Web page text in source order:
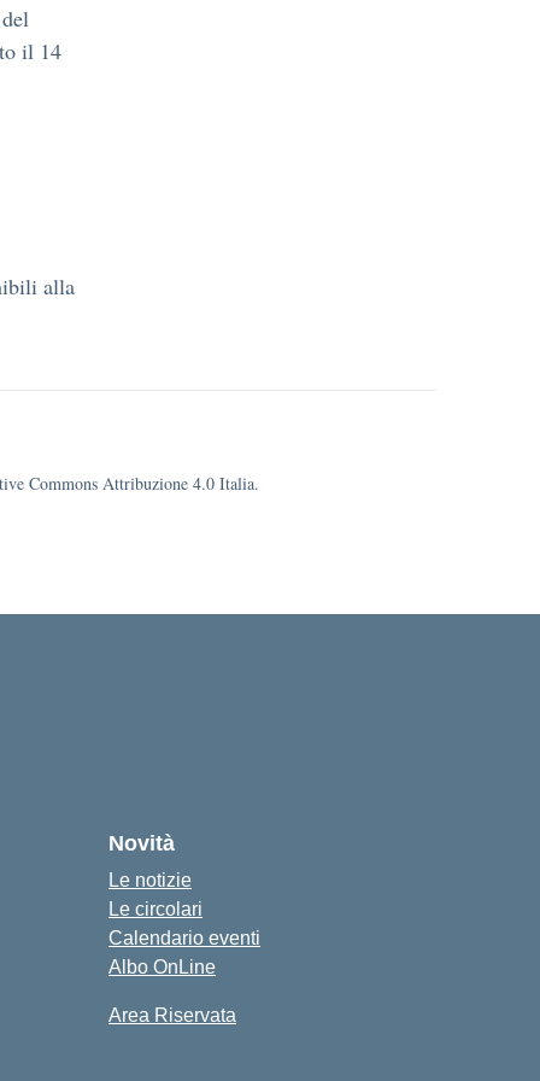
il 14
alla
Commons Attribuzione 4.0 Italia.
Novità
Le notizie
Le circolari
Calendario eventi
Albo OnLine
Area Riservata